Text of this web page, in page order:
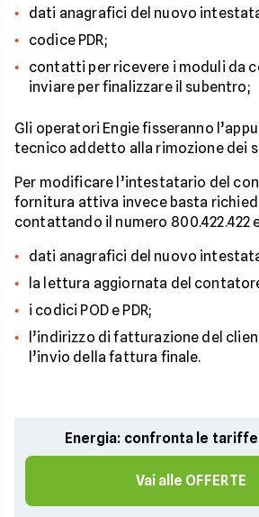
dati anagrafici del nuovo
codice PDR;
contatti per ricevere i moduli da
inviare per finalizzare il subentro;
Gli operatori Engie fisseranno
tecnico addetto alla rimozione dei
Per modificare l’intestatario del
fornitura attiva invece basta
contattando il numero 800.422.422
dati anagrafici del nuovo
la lettura aggiornata del
i codici POD e PDR;
l’indirizzo di fatturazione del
l’invio della fattura finale.
Energia: confronta le
Vai alle OFFERTE